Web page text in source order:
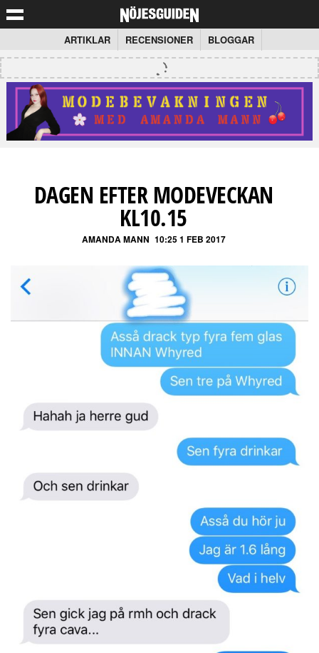
ARTIKLAR RECENSIONER BLOGGAR
DAGEN EFTER MODEVECKAN
KL10.15
AMANDA MANN 10:25 1 FEB 2017